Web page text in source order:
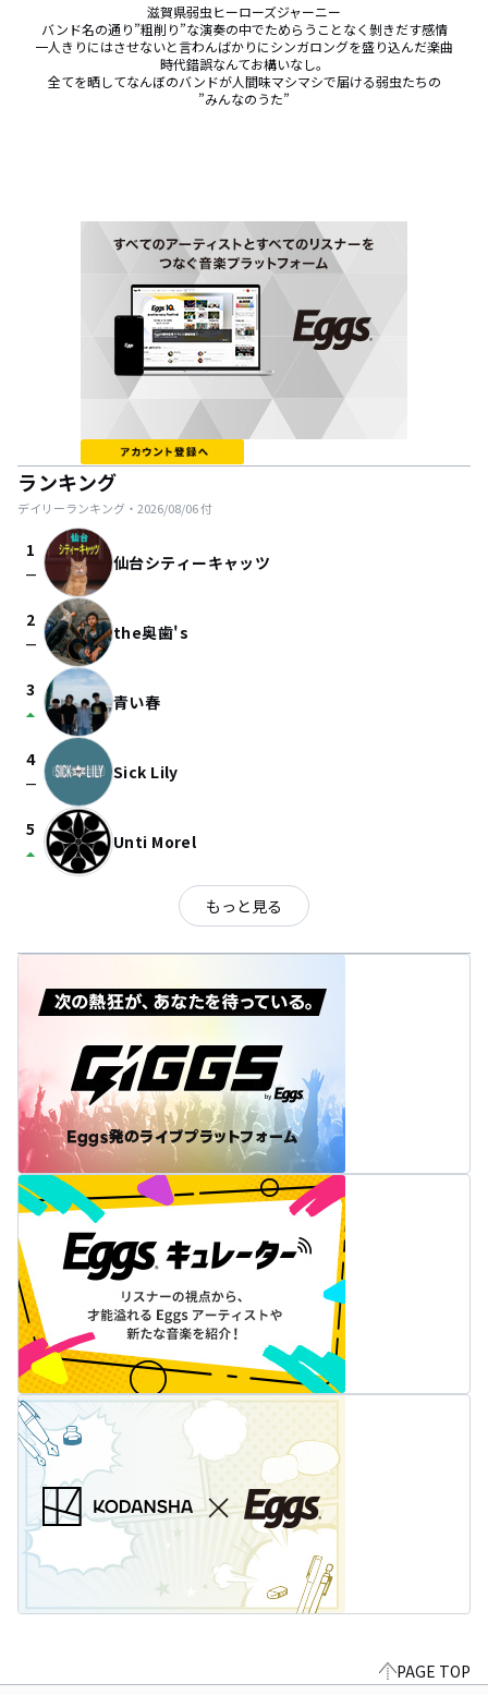
滋賀県弱虫ヒーローズジャーニー
バンド名の通り”粗削り”な演奏の中でためらうことなく剝きだす感情
一人きりにはさせないと言わんばかりにシンガロングを盛り込んだ楽曲
時代錯誤なんてお構いなし。
全てを晒してなんぼのバンドが人間味マシマシで届ける弱虫たちの
”みんなのうた”
ランキング
デイリーランキング・ 2026/08/06付
1
check_indeterminate_small 仙台シティーキャッツ
2
check_indeterminate_small the奥歯's
3
arrow_drop_up 青い春
4
check_indeterminate_small Sick Lily
5
arrow_drop_up Unti Morel
もっと見る
PAGE TOP